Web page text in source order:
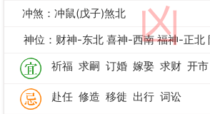
凶
冲煞：冲鼠(戊子)煞北
神位：财神-东北 喜神-西南 福神-正北
祈福 求嗣 订婚 嫁娶 求财 开市
赴任 修造 移徙 出行 词讼